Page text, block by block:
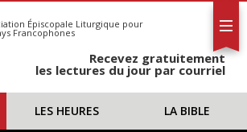
Épiscopale Liturgique pour
Francophones
Recevez gratuitement
les lectures du jour par courriel
LES HEURES LA BIBLE